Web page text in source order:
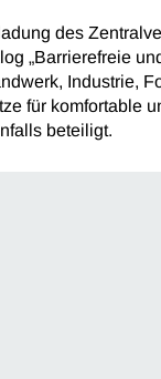
des
„Barrierefreie
Industrie,
für komfortable
beteiligt.